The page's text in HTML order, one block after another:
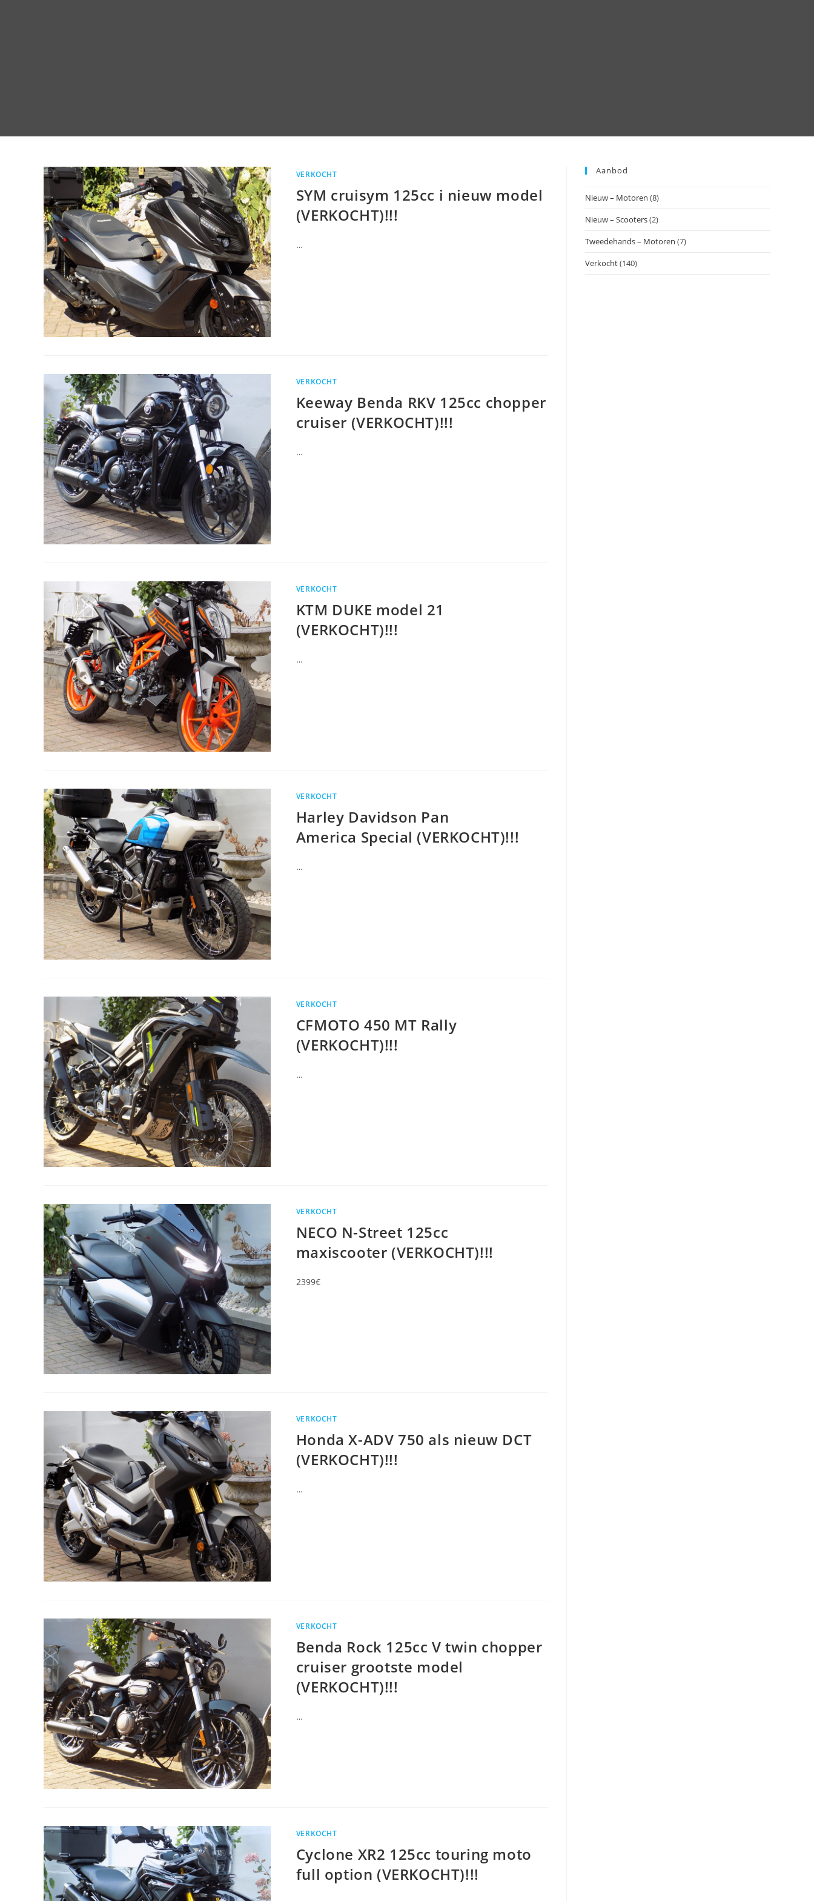
VERKOCHT
SYM cruisym 125cc i nieuw model
(VERKOCHT)!!!
…
VERKOCHT
Keeway Benda RKV 125cc chopper
cruiser (VERKOCHT)!!!
…
VERKOCHT
KTM DUKE model 21
(VERKOCHT)!!!
…
VERKOCHT
Harley Davidson Pan
America Special (VERKOCHT)!!!
…
VERKOCHT
CFMOTO 450 MT Rally
(VERKOCHT)!!!
…
VERKOCHT
NECO N-Street 125cc
maxiscooter (VERKOCHT)!!!
2399€
VERKOCHT
Honda X-ADV 750 als nieuw DCT
(VERKOCHT)!!!
…
VERKOCHT
Benda Rock 125cc V twin chopper
cruiser grootste model
(VERKOCHT)!!!
…
VERKOCHT
Cyclone XR2 125cc touring moto
full option (VERKOCHT)!!!
Aanbod
Nieuw – Motoren (8)
Nieuw – Scooters(2)
Tweedehands – Motoren (7)
Verkocht(140)